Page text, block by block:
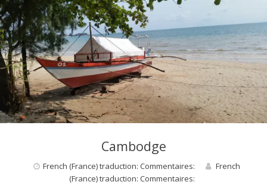
o
n
d
e
Cambodge
French (France) traduction: Commentaires:
French
(France) traduction: Commentaires: